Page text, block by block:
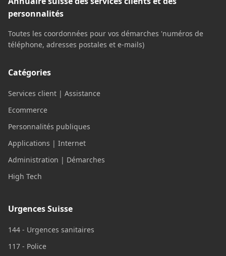
personnalités
Toutes les coordonnées pour vos démarches 'numéros de
téléphone, adresses postales et e-mails)
Catégories
Services client | Assistance
Ecommerce
Personnalités publiques
Applications | Internet
Administration | Démarches
High Tech
Urgences Suisse
144 - Urgences sanitaires
117 - Police